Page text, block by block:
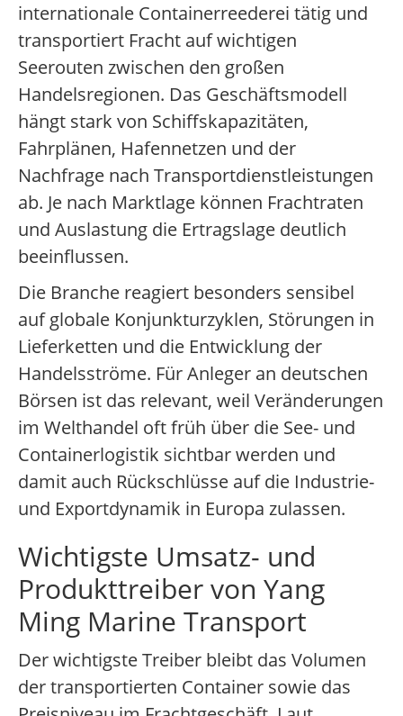
internationale Containerreederei tätig und
transportiert Fracht auf wichtigen
Seerouten zwischen den großen
Handelsregionen. Das Geschäftsmodell
hängt stark von Schiffskapazitäten,
Fahrplänen, Hafennetzen und der
Nachfrage nach Transportdienstleistungen
ab. Je nach Marktlage können Frachtraten
und Auslastung die Ertragslage deutlich
beeinflussen.
Die Branche reagiert besonders sensibel
auf globale Konjunkturzyklen, Störungen in
Lieferketten und die Entwicklung der
Handelsströme. Für Anleger an deutschen
Börsen ist das relevant, weil Veränderungen
im Welthandel oft früh über die See- und
Containerlogistik sichtbar werden und
damit auch Rückschlüsse auf die Industrie-
und Exportdynamik in Europa zulassen.
Wichtigste Umsatz- und
Produkttreiber von Yang
Ming Marine Transport
Der wichtigste Treiber bleibt das Volumen
der transportierten Container sowie das